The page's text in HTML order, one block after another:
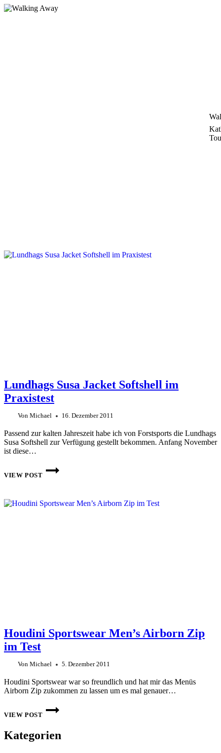
Zum
Lundhags Susa Jacket Softshell im
Praxistest
Von Michael 16. Dezember 2011
Passend zur kalten Jahreszeit habe ich von Forstsports die Lundhags
Susa Softshell zur Verfügung gestellt bekommen. Anfang November
ist diese…
VIEW POST
LUNDHAGS
SUSA
PRAXISTEST
Houdini Sportswear Men’s Airborn Zip
im Test
Von Michael 5. Dezember 2011
Houdini Sportswear war so freundlich und hat mir das Menüs
Airborn Zip zukommen zu lassen um es mal genauer…
VIEW POST
HOUDINI
SPORTSWEAR
ZIP
Kategorien